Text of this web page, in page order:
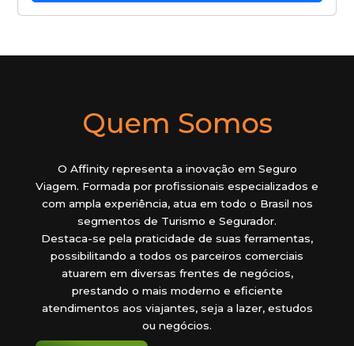
Quem Somos
O Affinity representa a inovação em Seguro
Viagem. Formada por profissionais especializados e
com ampla experiência, atua em todo o Brasil nos
segmentos de Turismo e Segurador.
Destaca-se pela praticidade de suas ferramentas,
possibilitando a todos os parceiros comerciais
atuarem em diversas frentes de negócios,
prestando o mais moderno e eficiente
atendimentos aos viajantes, seja a lazer, estudos
ou negócios.